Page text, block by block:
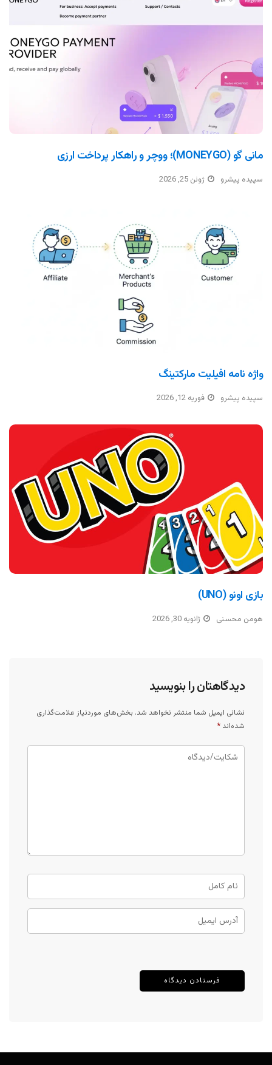
مانی گو (MONEYGO)؛ ووچر و راهکار پرداخت ارزی
سپیده پیشرو ژوئن 25, 2026
واژه نامه افیلیت مارکتینگ
سپیده پیشرو فوریه 12, 2026
بازی اونو (UNO)
هومن محسنی ژانویه 30, 2026
دیدگاهتان را بنویسید
نشانی ایمیل شما منتشر نخواهد شد. بخش‌های موردنیاز علامت‌گذاری
شده‌اند *